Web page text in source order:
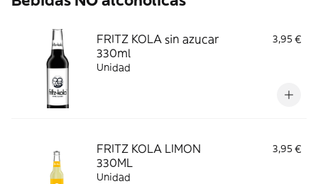
FRITZ KOLA sin azucar
330ml
3,95 €
Unidad
FRITZ KOLA LIMON
330ML
3,95 €
Unidad